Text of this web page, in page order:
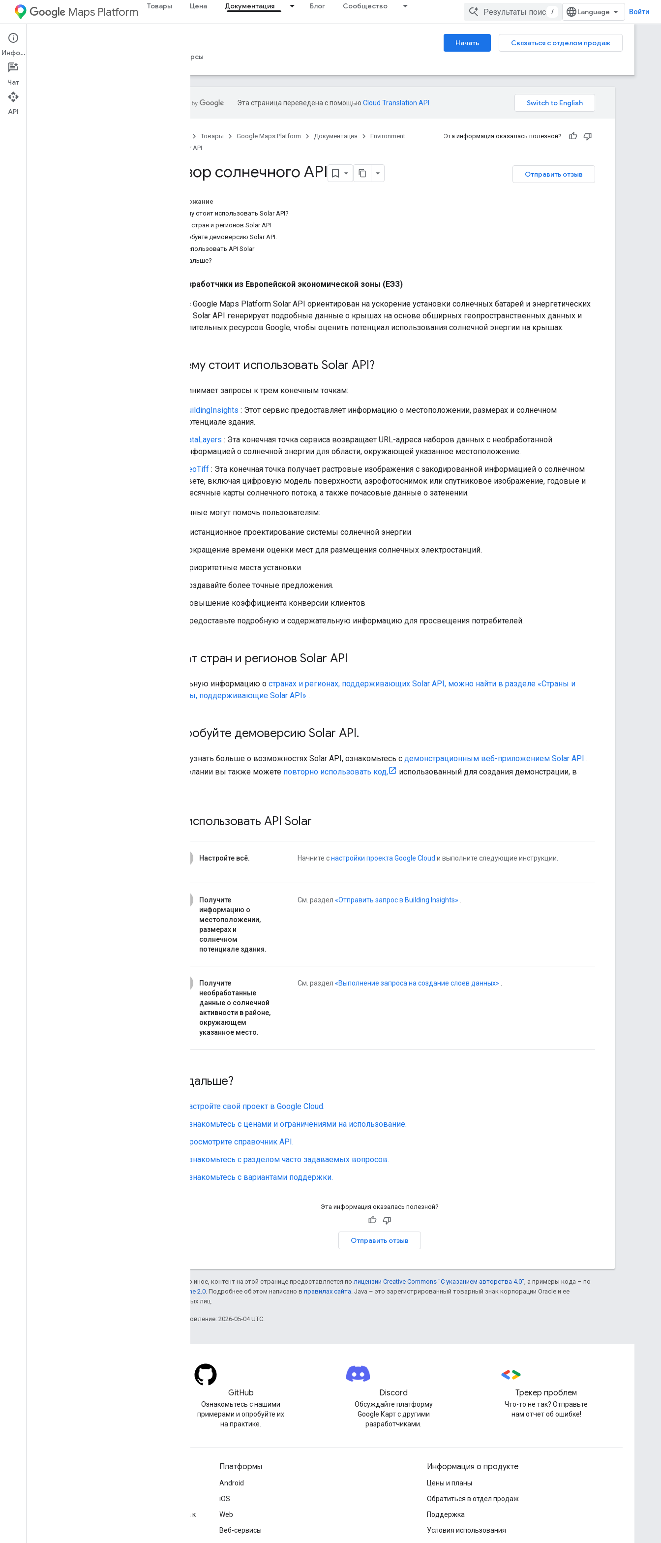
Maps Platform Товары Цена Документация Блог Сообщество
/ Войти
Environment Начать
Связаться с отделом продаж
Руководства
Ресурсы
Эта страница переведена с помощью Cloud Translation API
Товары Google Maps Platform Документация
Environment
Solar API
Эта информация оказалась полезной?
Отправить отзыв
Обзор солнечного API
Содержание
Почему стоит использовать Solar API?
Охват стран и регионов Solar API
Попробуйте демоверсию Solar API.
Как использовать API Solar
Что дальше?
Разработчики из Европейской экономической зоны (ЕЭЗ)
Сервис Google Maps Platform Solar API ориентирован на ускорение установки солнечных батарей и энергетических
систем. Solar API генерирует подробные данные о крышах на основе обширных геопространственных данных и
вычислительных ресурсов Google, чтобы оценить потенциал использования солнечной энергии на крышах.
Почему стоит использовать Solar API?
API принимает запросы к трем конечным точкам:
buildingInsights : Этот сервис предоставляет информацию о местоположении, размерах и солнечном
потенциале здания.
dataLayers : Эта конечная точка сервиса возвращает URL-адреса наборов данных с необработанной
информацией о солнечной энергии для области, окружающей указанное местоположение.
geoTiff : Эта конечная точка получает растровые изображения с закодированной информацией о солнечном
свете, включая цифровую модель поверхности, аэрофотоснимок или спутниковое изображение, годовые и
месячные карты солнечного потока, а также почасовые данные о затенении.
Эти данные могут помочь пользователям:
Дистанционное проектирование системы солнечной энергии
Сокращение времени оценки мест для размещения солнечных электростанций.
Приоритетные места установки
Создавайте более точные предложения.
Повышение коэффициента конверсии клиентов
Предоставьте подробную и содержательную информацию для просвещения потребителей.
Охват стран и регионов Solar API
Актуальную информацию о странах и регионах, поддерживающих Solar API, можно найти в разделе «Страны и
регионы, поддерживающие Solar API» .
Попробуйте демоверсию Solar API.
Чтобы узнать больше о возможностях Solar API, ознакомьтесь с демонстрационным веб-приложением Solar API .
При желании вы также можете повторно использовать код,
использованный для создания демонстрации, в
Как использовать API Solar
Настройте всё. Начните снастройки проекта Google Cloud и выполните следующие инструкции.
Получите
информацию о
местоположении,
размерах и
солнечном
потенциале здания.
См. раздел «Отправить запрос в Building Insights»
Получите
необработанные
данные о солнечной
активности в районе,
окружающем
указанное место.
См. раздел «Выполнение запроса на создание слоев данных»
Что дальше?
Настройте свой проект в Google Cloud.
Ознакомьтесь с ценами и ограничениями на использование.
Просмотрите справочник API.
Ознакомьтесь с разделом часто задаваемых вопросов.
Ознакомьтесь с вариантами поддержки.
Эта информация оказалась полезной?
Отправить отзыв
Если не указано иное, контент на этой странице предоставляется по лицензии Creative Commons "С указанием авторства 4.0" , а примеры кода – по
лицензии Apache 2.0 . Подробнее об этом написано в правилах сайта . Java – это зарегистрированный товарный знак корпорации Oracle и ее
аффилированных лиц.
Последнее обновление: 2026-05-04 UTC.
GitHub
Ознакомьтесь с нашими
примерами и опробуйте их
на практике.
Discord
Обсуждайте платформу
Google Карт с другими
разработчиками.
Трекер проблем
Что-то не так? Отправьте
нам отчет об ошибке!
Рекомендации по обеспечению безопасности доступа к
Платформы
Android
iOS
Web
Веб-сервисы
Информация о продукте
Цены и планы
Обратиться в отдел продаж
Поддержка
Условия использования
Информация
Чат
API